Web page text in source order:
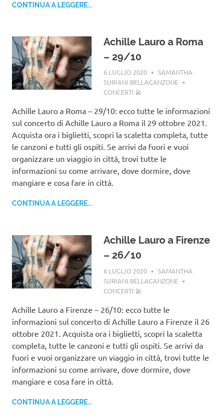
CONTINUA A LEGGERE...
Achille Lauro a Roma
– 29/10
6 LUGLIO 2020
SAMANTHA
SURIANI BELLACANZONE
CONCERTI 🎤
Achille Lauro a Roma – 29/10: ecco tutte le informazioni
sul concerto di Achille Lauro a Roma il 29 ottobre 2021.
Acquista ora i biglietti, scopri la scaletta completa, tutte
le canzoni e tutti gli ospiti. Se arrivi da fuori e vuoi
organizzare un viaggio in città, trovi tutte le
informazioni su come arrivare, dove dormire, dove
mangiare e cosa fare in città.
CONTINUA A LEGGERE...
Achille Lauro a Firenze
– 26/10
6 LUGLIO 2020
SAMANTHA
SURIANI BELLACANZONE
CONCERTI 🎤
Achille Lauro a Firenze – 26/10: ecco tutte le
informazioni sul concerto di Achille Lauro a Firenze il 26
ottobre 2021. Acquista ora i biglietti, scopri la scaletta
completa, tutte le canzoni e tutti gli ospiti. Se arrivi da
fuori e vuoi organizzare un viaggio in città, trovi tutte le
informazioni su come arrivare, dove dormire, dove
mangiare e cosa fare in città.
CONTINUA A LEGGERE...